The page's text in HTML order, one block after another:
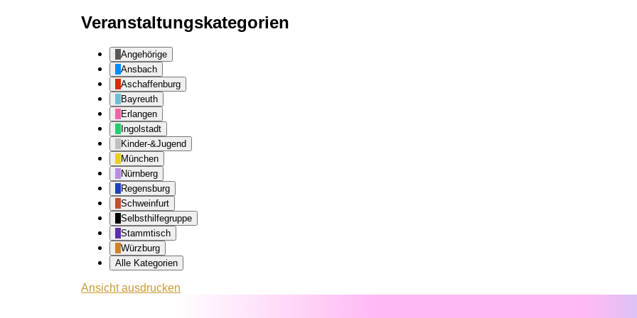
Veranstaltungskategorien
Angehörige
Ansbach
Aschaffenburg
Bayreuth
Erlangen
Ingolstadt
Kinder-&Jugend
München
Nürnberg
Regensburg
Schweinfurt
Selbsthilfegruppe
Stammtisch
Würzburg
Alle Kategorien
Ansichtausdrucken